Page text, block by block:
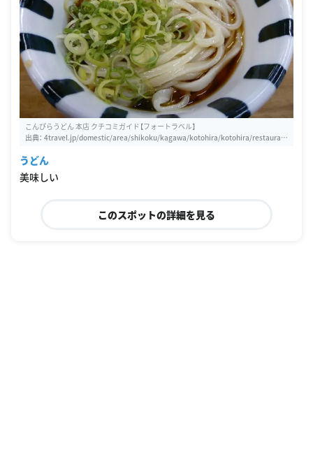
こんぴらうどん 本店 クチコミガイド【フォートラベル】
出典： 4travel.jp/domestic/area/shikoku/kagawa/kotohira/kotohira/restauran
うどん
美味しい
このスポットの詳細を見る